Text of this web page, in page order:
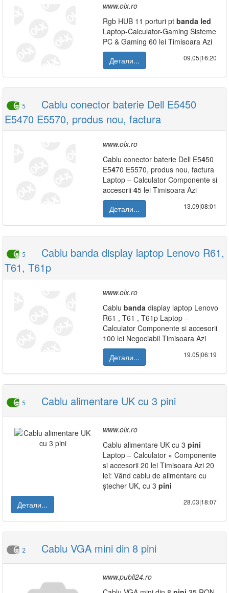
www.olx.ro
Rgb HUB 11 porturi pt banda led
Laptop-Calculator-Gaming Sisteme
PC & Gaming 60 lei Timisoara Azi
Детали...
09.05|16:20
5
Cablu conector baterie Dell E5450
E5470 E5570, produs nou, factura
www.olx.ro
Cablu conector baterie Dell E5450
E5470 E5570, produs nou, factura
Laptop – Calculator Componente si
accesorii 45 lei Timisoara Azi
Детали...
13.09|08:01
5
Cablu banda display laptop Lenovo R61,
T61, T61p
www.olx.ro
Cablu banda display laptop Lenovo
R61 , T61 , T61p Laptop –
Calculator Componente si accesorii
100 lei Negociabil Timisoara Azi
Детали...
19.05|06:19
5 Cablu alimentare UK cu 3 pini
www.olx.ro
Cablu alimentare UK cu 3 pini
Laptop – Calculator » Componente
si accesorii 20 lei Timisoara Azi 20
lei: Vând cablu de alimentare cu
ștecher UK, cu 3 pini
Детали...
28.03|18:07
2 Cablu VGA mini din 8 pini
www.publi24.ro